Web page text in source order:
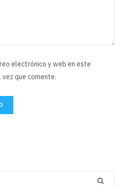
electrónico y web en este
que comente.